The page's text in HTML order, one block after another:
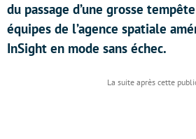
du passage d’une grosse
équipes de l’agence spatiale
InSight en mode sans échec.